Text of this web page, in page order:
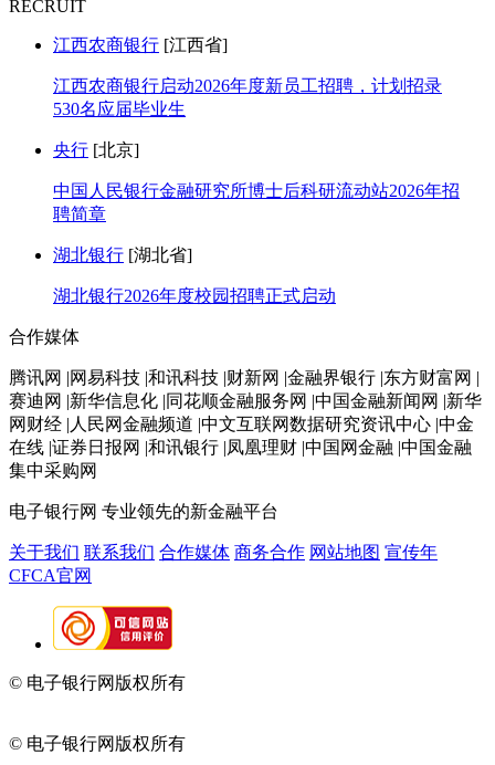
RECRUIT
江西农商银行 [江西省]
江西农商银行启动2026年度新员工招聘，计划招录
530名应届毕业生
央行 [北京]
中国人民银行金融研究所博士后科研流动站2026年招
聘简章
湖北银行 [湖北省]
湖北银行2026年度校园招聘正式启动
合作媒体
腾讯网 |网易科技 |和讯科技 |财新网 |金融界银行 |东方财富网 |
赛迪网 |新华信息化 |同花顺金融服务网 |中国金融新闻网 |新华
网财经 |人民网金融频道 |中文互联网数据研究资讯中心 |中金
在线 |证券日报网 |和讯银行 |凤凰理财 |中国网金融 |中国金融
集中采购网
电子银行网 专业领先的新金融平台
关于我们 联系我们 合作媒体 商务合作 网站地图 宣传年
CFCA官网
© 电子银行网版权所有
© 电子银行网版权所有